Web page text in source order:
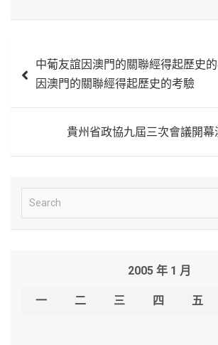
章
中葡友誼因澳門的關聯經得起歷史
因澳門的關聯經得起歷史的考驗
貴州省政協九屆三次會議開
e
2005 年 1 月
一 二 三 四 五